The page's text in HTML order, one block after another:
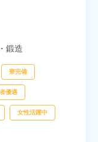
鍛造
寮完備
優遇
女性活躍中